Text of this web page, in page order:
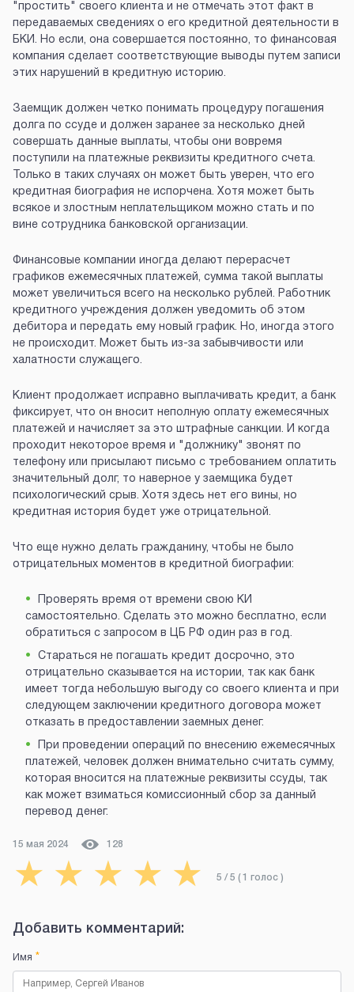
"простить" своего клиента и не отмечать этот факт в
передаваемых сведениях о его кредитной деятельности в
БКИ. Но если, она совершается постоянно, то финансовая
компания сделает соответствующие выводы путем записи
этих нарушений в кредитную историю.
Заемщик должен четко понимать процедуру погашения
долга по ссуде и должен заранее за несколько дней
совершать данные выплаты, чтобы они вовремя
поступили на платежные реквизиты кредитного счета.
Только в таких случаях он может быть уверен, что его
кредитная биография не испорчена. Хотя может быть
всякое и злостным неплательщиком можно стать и по
вине сотрудника банковской организации.
Финансовые компании иногда делают перерасчет
графиков ежемесячных платежей, сумма такой выплаты
может увеличиться всего на несколько рублей. Работник
кредитного учреждения должен уведомить об этом
дебитора и передать ему новый график. Но, иногда этого
не происходит. Может быть из-за забывчивости или
халатности служащего.
Клиент продолжает исправно выплачивать кредит, а банк
фиксирует, что он вносит неполную оплату ежемесячных
платежей и начисляет за это штрафные санкции. И когда
проходит некоторое время и "должнику" звонят по
телефону или присылают письмо с требованием оплатить
значительный долг, то наверное у заемщика будет
психологический срыв. Хотя здесь нет его вины, но
кредитная история будет уже отрицательной.
Что еще нужно делать гражданину, чтобы не было
отрицательных моментов в кредитной биографии:
Проверять время от времени свою КИ
самостоятельно. Сделать это можно бесплатно, если
обратиться с запросом в ЦБ РФ один раз в год.
Стараться не погашать кредит досрочно, это
отрицательно сказывается на истории, так как банк
имеет тогда небольшую выгоду со своего клиента и при
следующем заключении кредитного договора может
отказать в предоставлении заемных денег.
При проведении операций по внесению ежемесячных
платежей, человек должен внимательно считать сумму,
которая вносится на платежные реквизиты ссуды, так
как может взиматься комиссионный сбор за данный
перевод денег.
15 мая 2024 128
★ ★ ★ ★ ★ 5 / 5 ( 1 голос )
Добавить комментарий:
Имя *